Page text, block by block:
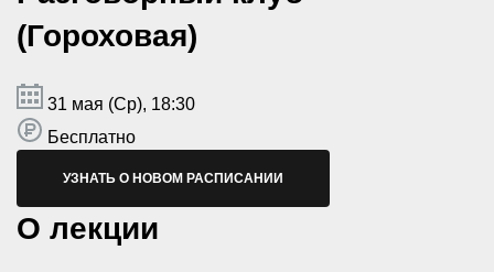
(Гороховая)
31 мая (Ср), 18:30
Бесплатно
УЗНАТЬ О НОВОМ РАСПИСАНИИ
О лекции